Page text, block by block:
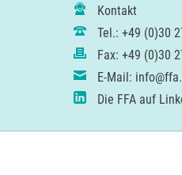
Kontakt
Tel.: +49 (0)30
Fax: +49 (0)30
E-Mail:
Die FFA auf